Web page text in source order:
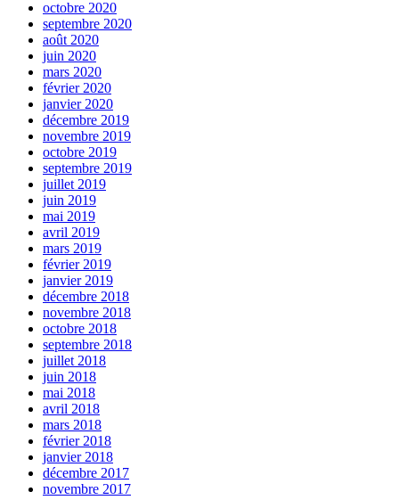
octobre 2020
septembre 2020
août 2020
juin 2020
mars 2020
février 2020
janvier 2020
décembre 2019
novembre 2019
octobre 2019
septembre 2019
juillet 2019
juin 2019
mai 2019
avril 2019
mars 2019
février 2019
janvier 2019
décembre 2018
novembre 2018
octobre 2018
septembre 2018
juillet 2018
juin 2018
mai 2018
avril 2018
mars 2018
février 2018
janvier 2018
décembre 2017
novembre 2017